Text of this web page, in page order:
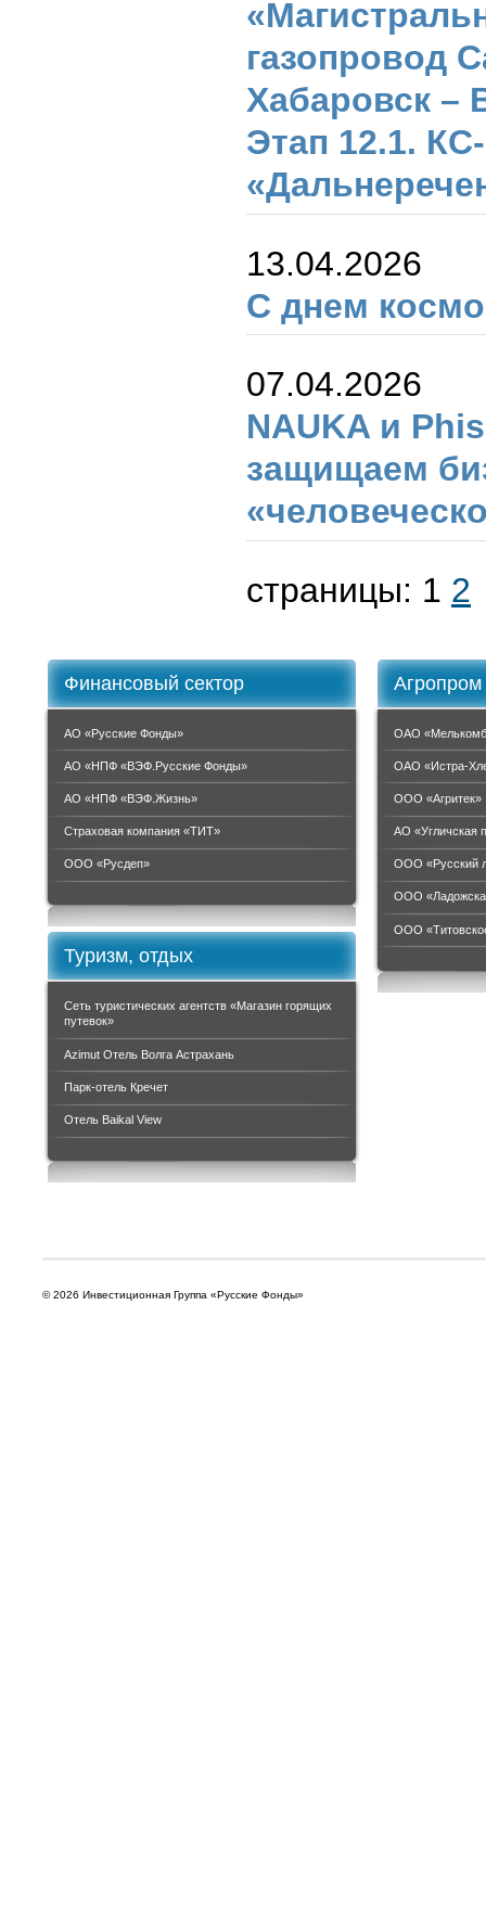
газопровод
Хабаровск –
Этап 12.1.
13.04.2026
С днем
07.04.2026
NAUKA и
защищаем
страницы: 1 2
Финансовый сектор
АО «Русские Фонды»
АО «НПФ «ВЭФ.Русские Фонды»
АО «НПФ «ВЭФ.Жизнь»
Страховая компания «ТИТ»
ООО «Руcдеп»
Агропром
ОАО
ОАО «Истра-
ООО «Агритек»
АО «Угличская
ООО «Русский
ООО
ООО
Туризм, отдых
Сеть туристических агентств «Магазин горящих
путевок»
Azimut Отель Волга Астрахань
Парк-отель Кречет
Отель Baikal View
© 2026 Инвестиционная Группа «Русские Фонды»